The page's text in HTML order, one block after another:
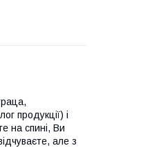
продукції) і
на спині, Ви
але з